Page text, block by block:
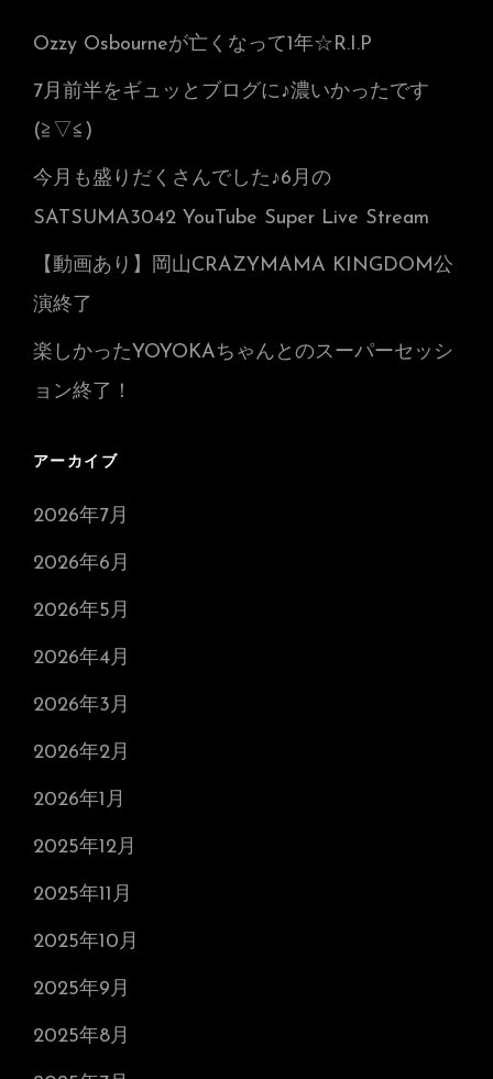
Ozzy Osbourneが亡くなって1年☆R.I.P
7月前半をギュッとブログに♪濃いかったです
(≧▽≦)
今月も盛りだくさんでした♪6月の
SATSUMA3042 YouTube Super Live Stream
【動画あり】岡山CRAZYMAMA KINGDOM公
演終了
楽しかったYOYOKAちゃんとのスーパーセッシ
ョン終了！
アーカイブ
2026年7月
2026年6月
2026年5月
2026年4月
2026年3月
2026年2月
2026年1月
2025年12月
2025年11月
2025年10月
2025年9月
2025年8月